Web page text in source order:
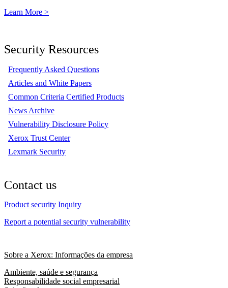
Learn More >
Security Resources
Frequently Asked Questions
Articles and White Papers
Common Criteria Certified Products
News Archive
Vulnerability Disclosure Policy
Xerox Trust Center
Lexmark Security
Contact us
Product security Inquiry
Report a potential security vulnerability
Sobre a Xerox: Informações da empresa
Ambiente, saúde e segurança
Responsabilidade social empresarial